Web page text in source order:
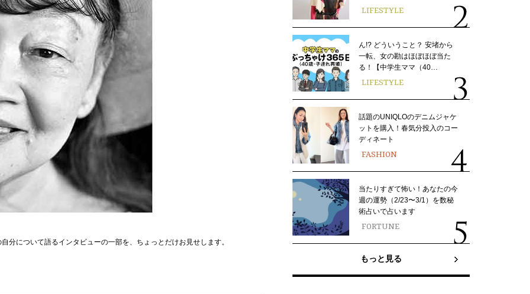
分について語るインタビューの一部を、ちょっとだけお見せします。
LIFESTYLE
ん!? どういうこと？ 安堵から
一転、女の勘はほぼほぼ当た
る！【中学生ママ（40…
LIFESTYLE
話題のUNIQLOのデニムジャケ
ットを購入！春気分投入のコー
ディネート
FASHION
当たりすぎて怖い！あなたの今
週の運勢（2/23〜3/1）を数秘
術占いで占います
FORTUNE
もっと見る